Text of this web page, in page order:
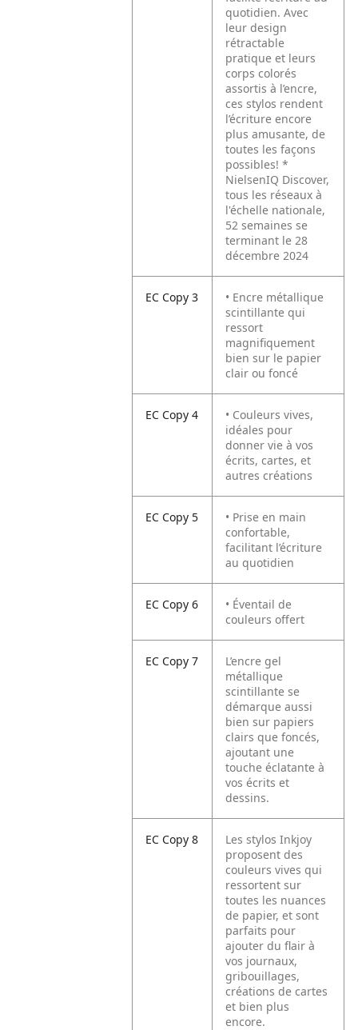
quotidien. Avec
leur design
rétractable
pratique et leurs
corps colorés
assortis à l’encre,
ces stylos rendent
l’écriture encore
plus amusante, de
toutes les façons
possibles! *
NielsenIQ Discover,
tous les réseaux à
l'échelle nationale,
52 semaines se
terminant le 28
décembre 2024
EC Copy 3
• Encre métallique
scintillante qui
ressort
magnifiquement
bien sur le papier
clair ou foncé
EC Copy 4
• Couleurs vives,
idéales pour
donner vie à vos
écrits, cartes, et
autres créations
EC Copy 5
• Prise en main
confortable,
facilitant l’écriture
au quotidien
EC Copy 6
• Éventail de
couleurs offert
EC Copy 7
L’encre gel
métallique
scintillante se
démarque aussi
bien sur papiers
clairs que foncés,
ajoutant une
touche éclatante à
vos écrits et
dessins.
EC Copy 8
Les stylos Inkjoy
proposent des
couleurs vives qui
ressortent sur
toutes les nuances
de papier, et sont
parfaits pour
ajouter du flair à
vos journaux,
gribouillages,
créations de cartes
et bien plus
encore.